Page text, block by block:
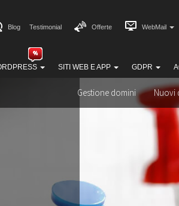
SITI WEB E APP GDPR
Blog Testimonial Offerte WebMail
Gestione domini Nuovi